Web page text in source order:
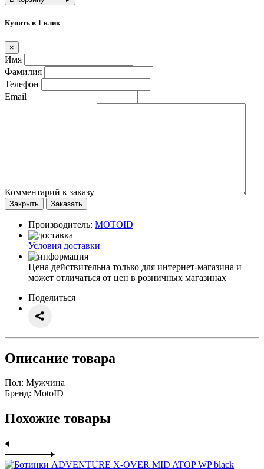
Купить в 1 клик
×
Имя
Фамилия
Телефон
Email
Комментарий к заказу
Закрыть Заказать
Производитель: MOTOID
Условия доставки
Цена действительна только для интернет-магазина и
может отличаться от цен в розничных магазинах
Поделиться
Описание товара
Пол: Мужчина
Бренд: MotoID
Похожие товары